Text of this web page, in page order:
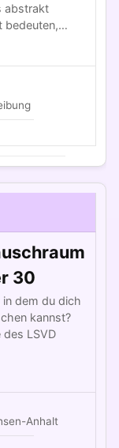
abstrakt
bedeuten,…
30
dem du dich
kannst?
des LSVD
Anhalt